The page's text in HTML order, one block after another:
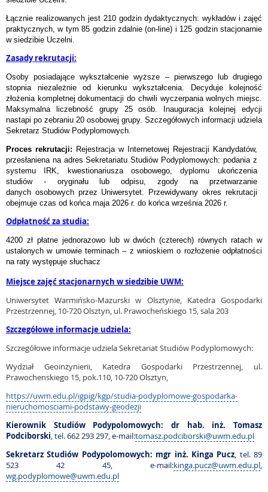
Łącznie realizowanych jest 210 godzin dydaktycznych: wykładów i zajęć
praktycznych, w tym 85 godzin zdalnie (on-line) i 125 godzin stacjonarnie
w siedzibie Uczelni.
Zasady rekrutacji:
Osoby posiadające wykształcenie wyższe – pierwszego lub drugiego
stopnia niezależnie od kierunku wykształcenia. Decyduje kolejność
złożenia kompletnej dokumentacji do chwili wyczerpania wolnych miejsc.
Maksymalna liczebność grupy 25 osób. Inauguracja kolejnej edycji
nastapi po zebraniu 20 osobowej grupy. Szczegółowych informacji udziela
Sekretarz Studiów Podyplomowych.
Proces rekrutacji: Rejestracja w Internetowej Rejestracji Kandydatów,
przesłaniena na adres Sekretariatu Studiów Podyplomowych: podania z
systemu IRK, kwestionariusza osobowego, dyplomu ukończenia
studiów - oryginału lub odpisu, zgody na przetwarzanie
danych osobowych przez Uniwersytet. Przewidywany okres rekrutacji
obejmuje czas od końca maja 2026 r. do końca września 2026 r.
Odpłatność za studia:
4200 zł płatne jednorazowo lub w dwóch (czterech) równych ratach w
ustalonych w umowieterminach – z wnioskiem o rozłożenie odpłatności
na raty występuje słuchacz
Miejsce zajęć stacjonarnych w siedzibie UWM:
Uniwersytet Warmińsko-Mazurski w Olsztynie, Katedra Gospodarki
Przestrzennej, 10-720 Olsztyn, ul. Prawocheńskiego 15, sala 203
Szczegółowe informacje udziela:
Szczegółowe informacje udziela Sekretariat Studiów Podyplomowych:
Wydział Geoinżynierii, Katedra Gospodarki Przestrzennej, ul.
Prawochenskiego 15, pok.110, 10-720 Olsztyn,
https://uwm.edu.pl/igpig/kgp/studia-podyplomowe-gospodarka-
nieruchomosciami-podstawy-geodezji
Kierownik Studiów Podypolomowych: dr hab. inż. Tomasz
Podciborski, tel. 662 293 297, e-mail:tomasz.podciborski@uwm.edu.pl
Sekretarz Studiów Podypolomowych: mgr inż. Kinga Pucz, tel. 89
523 42 45, e-mail:kinga.pucz@uwm.edu.pl,
wg.podyplomowe@uwm.edu.pl